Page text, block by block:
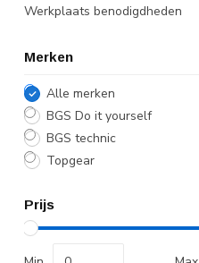
Werkplaats benodigdheden
Merken
Alle merken
BGS Do it yourself
BGS technic
Topgear
Prijs